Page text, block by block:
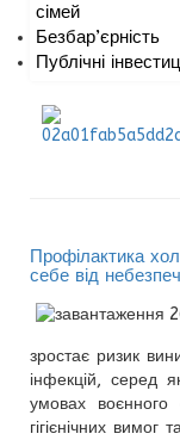
сімей
Безбар’єрність
Публічні
Профілактика
себе від
зростає ризик
інфекцій, серед
умовах воєнного
гігієнічних